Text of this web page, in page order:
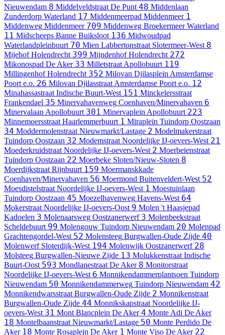
Nieuwendam 8 Middelveldstraat De Punt 48 Middenlaan
Zunderdorp Waterland 17 Middenmeerpad Middenmeer 1
Middenweg Middenmeer 709 Middenweg Broekermeer Waterland
11 Midscheeps Banne Buiksloot 136 Midwoudpad
Waterlandpleinbuurt 70 Mien Labbertonstraat Slotermeer-West 8
Mijehof Holendrecht 399 Mijndenhof Holendrecht 272
Mikonospad De Aker 33 MilletstraatApollobuurt 119
Millingenhof Holendrecht 352 Milovan DjilaspleinAmsterdamse
Poort e.o. 26 Milovan DjilasstraatAmsterdamse Poort e.o. 12
Minahassastraat Indische Buurt-West 151 Minckelersstraat
Frankendael 35 Minervahavenweg Coenhaven/Minervahaven 6
MinervalaanApollobuurt 301 MinervapleinApollobuurt 223
Minnemoersstraat Haarlemmerbuurt 1 Miraplein Tuindorp Oostzaan
34 Moddermolenstraat Nieuwmarkt/Lastage 2 Modelmakerstraat
Tuindorp Oostzaan 32 Modemstraat Noordelijke IJ-oevers-West 21
Moederkruidstraat Noordelijke IJ-oevers-West 2 Moerbeienstraat
Tuindorp Oostzaan 22 Moerbeke Sloten/Nieuw-Sloten 8
Moerdijkstraat Rijnbuurt 159 Moermanskkade
Coenhaven/Minervahaven 56 Moermond Buitenveldert-West 52
Moesdistelstraat Noordelijke IJ-oevers-West 1 Moestuinlaan
Tuindorp Oostzaan 45 Moezelhavenweg Havens-West 64
Mokerstraat Noordelijke IJ-oevers-Oost 9 Molen 't Haasjepad
Kadoelen 3 Molenaarsweg Oostzanerwerf 3 Molenbeekstraat
Scheldebuurt 99 Molengouw Tuindorp Nieuwendam 20 Molenpad
Grachtengordel-West 52 Molensteeg Burgwallen-Oude Zijde 40
Molenwerf Sloterdijk-West 194 Molenwijk Oostzanerwerf 28
Molsteeg Burgwallen-Nieuwe Zijde 13 Molukkenstraat Indische
Buurt-Oost 593 Mondlanestraat De Aker 8 Monitorstraat
Noordelijke IJ-oevers-West 6 Monnikendammerplantsoen Tuindorp
Nieuwendam 50 Monnikendammerweg Tuindorp Nieuwendam 42
Monnikendwarsstraat Burgwallen-Oude Zijde 2 Monnikenstraat
Burgwallen-Oude Zijde 44 Monnikskapstraat Noordelijke IJ-
oevers-West 31 Mont Blancplein De Aker 4 Monte Adi De Aker
18 Montelbaanstraat Nieuwmarkt/Lastage 50 Monte Perdido De
Aker 18 Monte Rosaplein De Aker 1 Monte Viso De Aker 22